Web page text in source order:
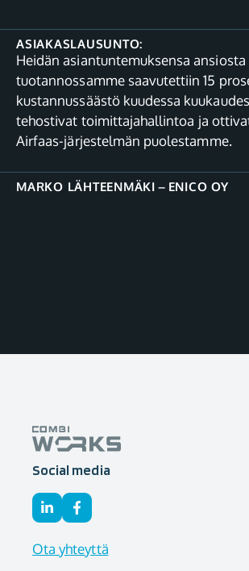
ASIAKASLAUSUNTO:
Heidän asiantuntemuksensa ansiosta
tuotannossamme saavutettiin 15
kustannussäästö kuudessa
tehostivat toimittajahallintoa ja
Airfaas-järjestelmän puolestamme.
MARKO LÄHTEENMÄKI – ENICO OY
Social media
Ota yhteyttä